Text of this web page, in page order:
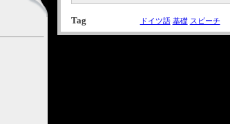
Tag ドイツ語 基礎 スピーチ